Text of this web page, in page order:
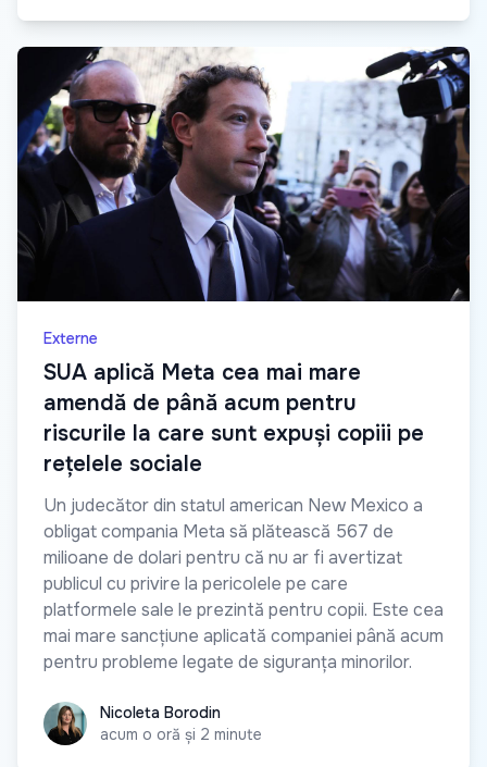
Externe
SUA aplică Meta cea mai mare
amendă de până acum pentru
riscurile la care sunt expuși copiii pe
rețelele sociale
Un judecător din statul american New Mexico a
obligat compania Meta să plătească 567 de
milioane de dolari pentru că nu ar fi avertizat
publicul cu privire la pericolele pe care
platformele sale le prezintă pentru copii. Este cea
mai mare sancțiune aplicată companiei până acum
pentru probleme legate de siguranța minorilor.
Nicoleta Borodin
Nicoleta Borodin
acum o oră și 2 minute